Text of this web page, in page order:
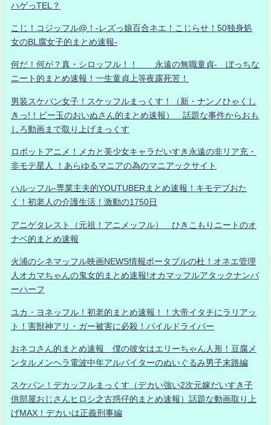
ハゲっTEL？
こじ！コジッフル@！-レズっ娘百合ネエ！こじらせ！50独身処
女のBL腐女子的まとめ速報-
何だ！何が？真・シロッフル！！ 永遠の無職童貞- ぼっちな
ニート的まとめ速報！一生童貞上等夜露死苦！
男装スケバン女子！スケッフルまっくす！（新・ナンノひゃくし
きっ!！ビー玉のおいぬさん的まとめ速報） 話題な事件からおも
しろ動画まで取り上げまっくす
ロボットアニメ！メカと美少女キャラだいすき永遠の非リア充・
非モテ星人 ！あらゆるマニアの為のマニアックサイト
ハルッフル-専業主夫的YOUTUBERまとめ速報！キモデブおた
く！初老人の介護生活！激動の1750日
アニゲタレスト（元祖！アニメッフル） ひきこもりニートのオ
ナベ的まとめ速報
火浦のシネマッフル映画NEWS情報ポータブルの杜！オネエ管理
人オカマちゃんの鬼女的まとめ速報!オカマッフルアタックナンバ
ーハーフ
ユカ・ヨネッフル！初老的まとめ速報！！大帝イタチにラリアッ
ト！害獣神アリ・ガー被害に必殺！パイルドライバー
おネコさん的まとめ速報 僕の彼女はエリーちゃん人形！豆腐メ
ンタルメンヘラ電波中年アルバイターのぬいぐるみ男子末路編
スケバン！デカッフルまっくす（デカい強い2次元嫁だいすき子
供部屋おじさんヒロシ之古惑仔的まとめ速報）話題な動画取り上
げMAX！デカいは正義刑事編